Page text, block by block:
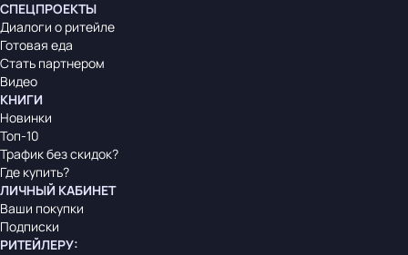
СПЕЦПРОЕКТЫ
Диалоги о ритейле
Готовая еда
Стать партнером
Видео
КНИГИ
Новинки
Топ-10
Трафик без скидок?
Где купить?
ЛИЧНЫЙ КАБИНЕТ
Ваши покупки
Подписки
РИТЕЙЛЕРУ: